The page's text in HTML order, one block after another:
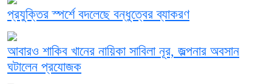
প্রযুক্তির স্পর্শে বদলেছে বন্ধুত্বের ব্যাকরণ
আবারও শাকিব খানের নায়িকা সাবিলা নূর, জল্পনার অবসান
ঘটালেন প্রযোজক